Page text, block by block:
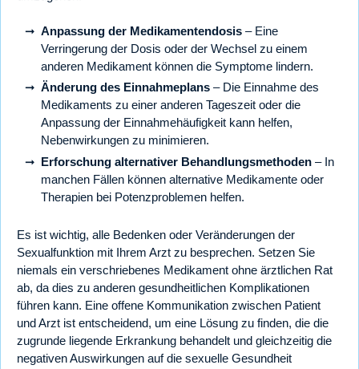
Anpassung der Medikamentendosis – Eine
Verringerung der Dosis oder der Wechsel zu einem
anderen Medikament können die Symptome lindern.
Änderung des Einnahmeplans – Die Einnahme des
Medikaments zu einer anderen Tageszeit oder die
Anpassung der Einnahmehäufigkeit kann helfen,
Nebenwirkungen zu minimieren.
Erforschung alternativer Behandlungsmethoden – In
manchen Fällen können alternative Medikamente oder
Therapien bei Potenzproblemen helfen.
Es ist wichtig, alle Bedenken oder Veränderungen der
Sexualfunktion mit Ihrem Arzt zu besprechen. Setzen Sie
niemals ein verschriebenes Medikament ohne ärztlichen Rat
ab, da dies zu anderen gesundheitlichen Komplikationen
führen kann. Eine offene Kommunikation zwischen Patient
und Arzt ist entscheidend, um eine Lösung zu finden, die die
zugrunde liegende Erkrankung behandelt und gleichzeitig die
negativen Auswirkungen auf die sexuelle Gesundheit